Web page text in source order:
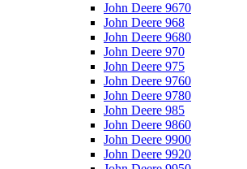
John Deere 9670
John Deere 968
John Deere 9680
John Deere 970
John Deere 975
John Deere 9760
John Deere 9780
John Deere 985
John Deere 9860
John Deere 9900
John Deere 9920